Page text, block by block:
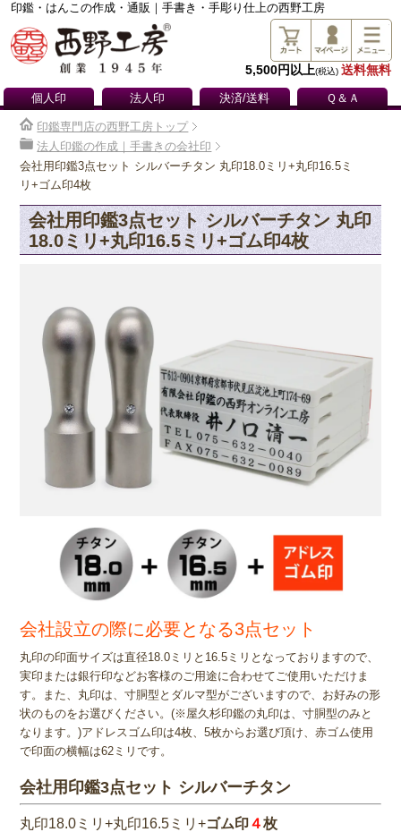
印鑑・はんこの作成・通販｜手書き・手彫り仕上の西野工房
5,500円以上(税込) 送料無料
個人印 法人印 決済/送料 Ｑ＆Ａ
印鑑専門店の西野工房トップ
法人印鑑の作成｜手書きの会社印
会社用印鑑3点セット シルバーチタン 丸印18.0ミリ+丸印16.5ミ
リ+ゴム印4枚
会社用印鑑3点セット シルバーチタン 丸印
18.0ミリ+丸印16.5ミリ+ゴム印4枚
会社設立の際に必要となる3点セット
丸印の印面サイズは直径18.0ミリと16.5ミリとなっておりますので、
実印または銀行印などお客様のご用途に合わせてご使用いただけま
す。また、丸印は、寸胴型とダルマ型がございますので、お好みの形
状のものをお選びください。(※屋久杉印鑑の丸印は、寸胴型のみと
なります。)アドレスゴム印は4枚、5枚からお選び頂け、赤ゴム使用
で印面の横幅は62ミリです。
会社用印鑑3点セット シルバーチタン
丸印18.0ミリ+丸印16.5ミリ+ゴム印４枚